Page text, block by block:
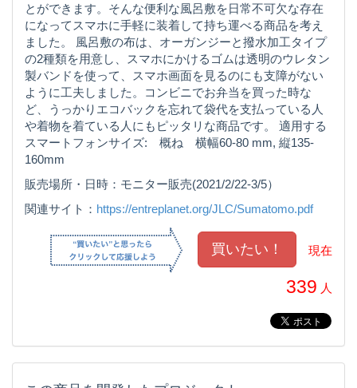
とができます。そんな便利な風呂敷を日常不可欠な存在
になってスマホに手軽に装着して持ち運べる商品を考え
ました。 風呂敷の布は、オーガンジーと撥水加工タイプ
の2種類を用意し、スマホにかけるゴムは透明のウレタン
製バンドを使って、スマホ画面を見るのにも支障がない
ように工夫しました。コンビニでお弁当を買った時な
ど、うっかりエコバックを忘れて袋代を支払っている人
や着物を着ている人にもピッタリな商品です。 適用する
スマートフォンサイズ: 概ね 横幅60-80 mm, 縦135-
160mm
販売場所・日時：モニター販売(2021/2/22-3/5）
関連サイト： https://entreplanet.org/JLC/Sumatomo.pdf
現在
339 人